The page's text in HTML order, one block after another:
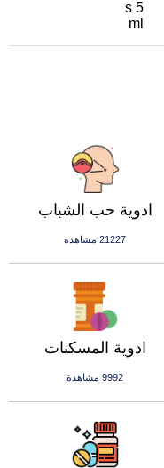
s 5
ml
ادوية حب الشباب
21227 مشاهدة
ادوية المسكنات
9992 مشاهدة